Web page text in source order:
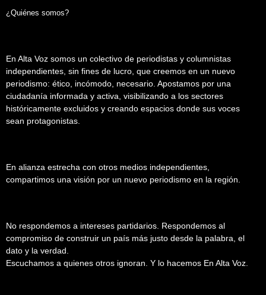
¿Quiénes somos?
En Alta Voz somos un colectivo de periodistas y columnistas
independientes, sin fines de lucro, que creemos en un nuevo
periodismo: ético, incómodo, necesario. Apostamos por una
ciudadanía informada y activa, visibilizando a los sectores
históricamente excluidos y creando espacios donde sus voces
sean protagonistas.
En alianza estrecha con otros medios independientes,
compartimos una visión por un nuevo periodismo en la región.
No respondemos a intereses partidarios. Respondemos al
compromiso de construir un país más justo desde la palabra, el
dato y la verdad.
Escuchamos a quienes otros ignoran. Y lo hacemos En Alta Voz.